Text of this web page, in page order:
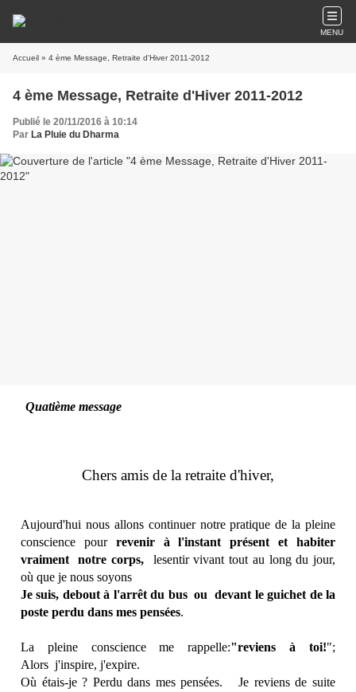
MENU
Accueil » 4 ème Message, Retraite d'Hiver 2011-2012
4 ème Message, Retraite d'Hiver 2011-2012
Publié le 20/11/2016 à 10:14
Par La Pluie du Dharma
Quatième message
Chers amis de la retraite d'hiver,
Aujourd'hui nous allons continuer notre pratique de la pleine
conscience pour revenir à l'instant présent et habiter
vraiment notre corps, lesentir vivant tout au long du jour,
où que je nous soyons
Je suis, debout à l'arrêt du bus ou devant le guichet de la
poste perdu dans mes pensées.
La pleine conscience me rappelle:"reviens à toi!";
Alors j'inspire, j'expire.
Où étais-je ? Perdu dans mes pensées. Je reviens de suite